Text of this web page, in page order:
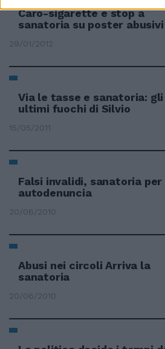
Caro-sigarette e stop a
sanatoria su poster abusivi
29/01/2012
Via le tasse e sanatoria: gli
ultimi fuochi di Silvio
15/05/2011
Falsi invalidi, sanatoria per
autodenuncia
20/06/2010
Abusi nei circoli Arriva la
sanatoria
20/06/2010